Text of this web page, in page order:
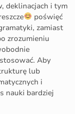
deklinacjach i tym
poświęć
zamiast
zrozumieniu
Aby
lub
i
nauki bardziej